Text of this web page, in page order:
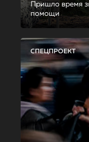
Пришло время
помощи
СПЕЦПРОЕКТ